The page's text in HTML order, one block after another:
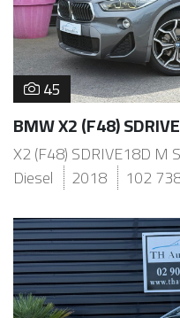
45
BMW X2 (F48)
X2 (F48) SDRIVE18D M
Diesel
2018 102